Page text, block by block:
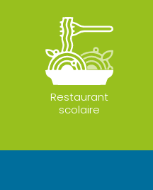
Restaurant
scolaire